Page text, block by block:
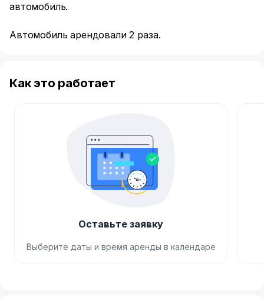
автомобиль.
Автомобиль арендовали 2 раза.
Как это работает
Оставьте заявку
Выберите даты и время аренды в календаре